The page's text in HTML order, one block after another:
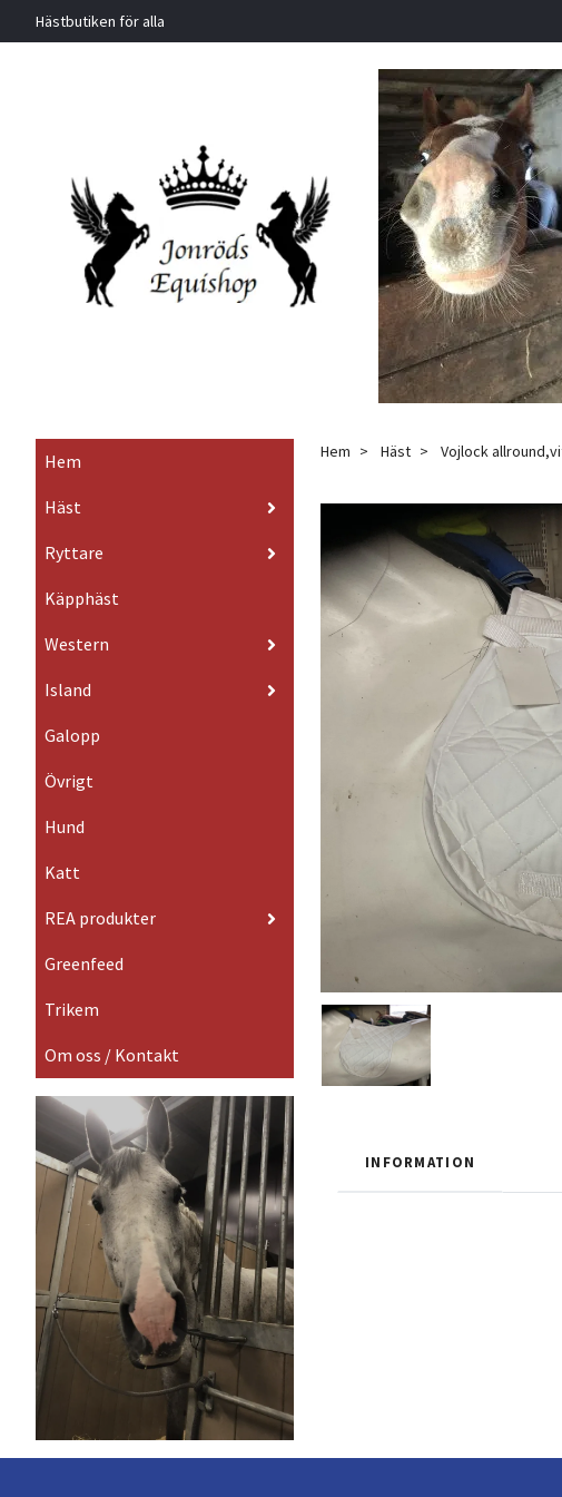
Hästbutiken för alla
Hem
Häst
Ryttare
Käpphäst
Western
Island
Galopp
Övrigt
Hund
Katt
REA produkter
Greenfeed
Trikem
Om oss / Kontakt
Hem Häst Vojlock
INFORMATION